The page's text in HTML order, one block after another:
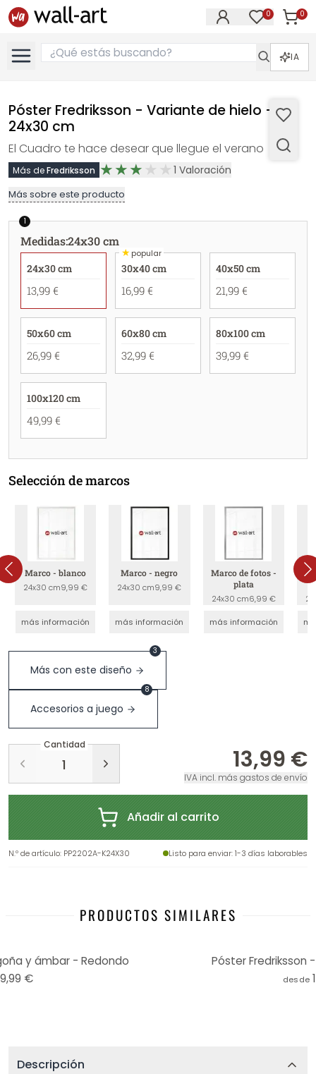
0 0
IA
Póster Fredriksson - Variante de hielo -
24x30 cm
El Cuadro te hace desear que llegue el verano
Más deFredriksson 1 Valoración
Más sobre este producto
1
Medidas:24x30 cm
24x30 cm
13,99 €
★popular
30x40 cm
16,99 €
40x50 cm
21,99 €
50x60 cm
26,99 €
60x80 cm
32,99 €
80x100 cm
39,99 €
100x120 cm
49,99 €
Selección de marcos
Marco - blanco
24x30 cm9,99 €
más información
Marco - negro
24x30 cm9,99 €
más información
Marco de fotos -
plata
24x30 cm6,99 €
más información
Más con este diseño
3
Accesorios a juego
8
Cantidad
13,99 €
IVA incl. más gastos de envío
Añadir al carrito
N.º de artículo: PP2202A-K24X30 Listo para enviar: 1-3 días laborables
PRODUCTOS SIMILARES
y ámbar - Redondo
€
Póster Fredriksson
desde
Descripción